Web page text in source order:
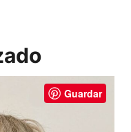
Guardar